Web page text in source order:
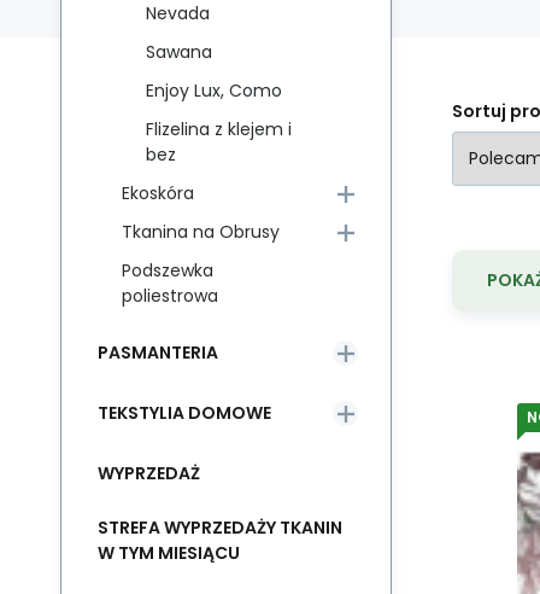
Sortuj
Nevada
Sawana
Enjoy Lux, Como
Flizelina z klejem i
bez
Ekoskóra
Tkanina na Obrusy
Podszewka
poliestrowa
PASMANTERIA
TEKSTYLIA DOMOWE
WYPRZEDAŻ
STREFA WYPRZEDAŻY TKANIN
W TYM MIESIĄCU